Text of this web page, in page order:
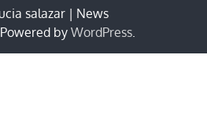
salazar | News
by WordPress.